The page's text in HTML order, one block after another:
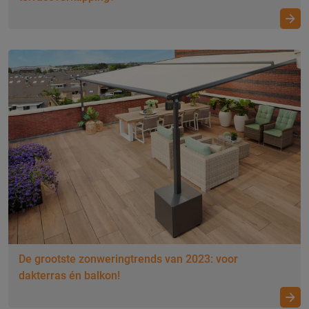
De grootste zonweringtrends van 2023: voor
dakterras én balkon!